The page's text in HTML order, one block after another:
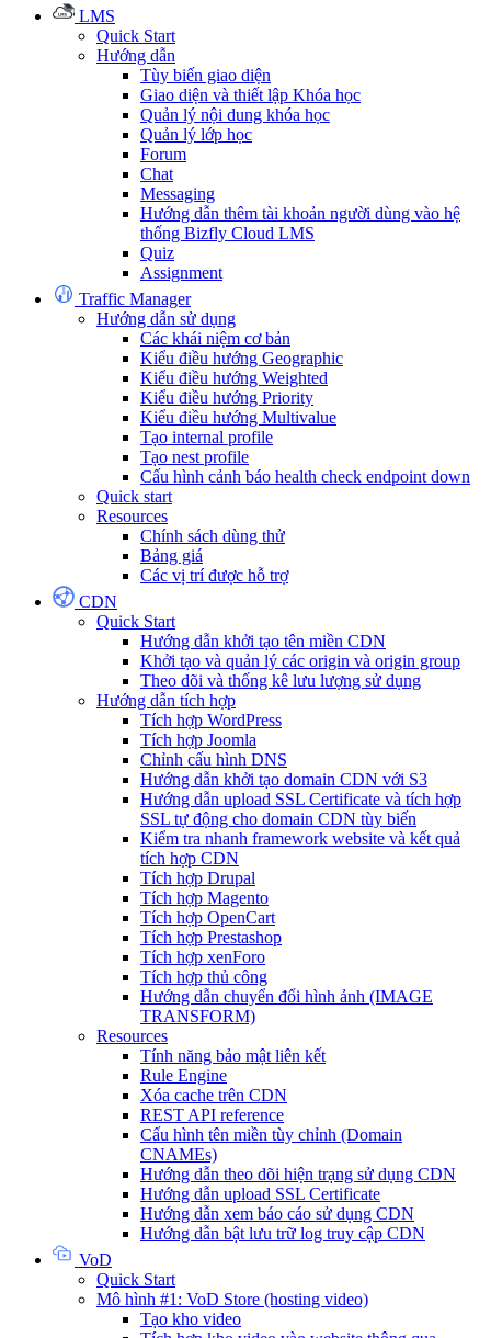
LMS
Quick Start
Hướng dẫn
Tùy biến giao diện
Giao diện và thiết lập Khóa học
Quản lý nội dung khóa học
Quản lý lớp học
Forum
Chat
Messaging
Hướng dẫn thêm tài khoản người dùng vào hệ
thống Bizfly Cloud LMS
Quiz
Assignment
Traffic Manager
Hướng dẫn sử dụng
Các khái niệm cơ bản
Kiểu điều hướng Geographic
Kiểu điều hướng Weighted
Kiểu điều hướng Priority
Kiểu điều hướng Multivalue
Tạo internal profile
Tạo nest profile
Cấu hình cảnh báo health check endpoint down
Quick start
Resources
Chính sách dùng thử
Bảng giá
Các vị trí được hỗ trợ
CDN
Quick Start
Hướng dẫn khởi tạo tên miền CDN
Khởi tạo và quản lý các origin và origin group
Theo dõi và thống kê lưu lượng sử dụng
Hướng dẫn tích hợp
Tích hợp WordPress
Tích hợp Joomla
Chỉnh cấu hình DNS
Hướng dẫn khởi tạo domain CDN với S3
Hướng dẫn upload SSL Certificate và tích hợp
SSL tự động cho domain CDN tùy biến
Kiểm tra nhanh framework website và kết quả
tích hợp CDN
Tích hợp Drupal
Tích hợp Magento
Tích hợp OpenCart
Tích hợp Prestashop
Tích hợp xenForo
Tích hợp thủ công
Hướng dẫn chuyển đổi hình ảnh (IMAGE
TRANSFORM)
Resources
Tính năng bảo mật liên kết
Rule Engine
Xóa cache trên CDN
REST API reference
Cấu hình tên miền tùy chỉnh (Domain
CNAMEs)
Hướng dẫn theo dõi hiện trạng sử dụng CDN
Hướng dẫn upload SSL Certificate
Hướng dẫn xem báo cáo sử dụng CDN
Hướng dẫn bật lưu trữ log truy cập CDN
VoD
Quick Start
Mô hình #1: VoD Store (hosting video)
Tạo kho video